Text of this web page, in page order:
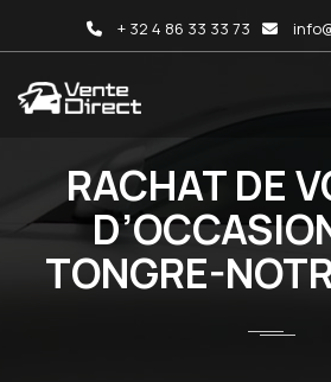
+ 32 4 86 33 33 73
RACHAT DE
TONGRE-